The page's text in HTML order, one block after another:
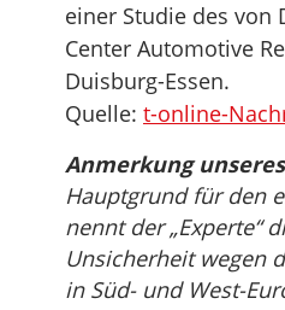
einer Studie des von
Center Automotive
Duisburg-Essen.
Quelle: t-online-
Anmerkung
Hauptgrund für den
nennt der „Experte“
Unsicherheit wegen
in Süd- und West-